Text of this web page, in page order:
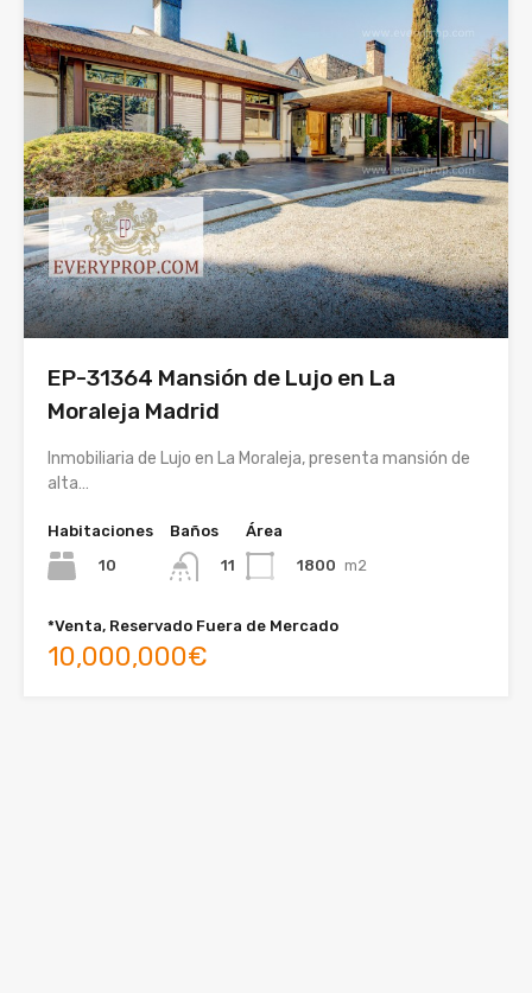
EP-31364 Mansión de Lujo en La
Moraleja Madrid
Inmobiliaria de Lujo en La Moraleja, presenta mansión de
alta…
Habitaciones
10
Baños
11
Área
1800 m2
*Venta, Reservado Fuera de Mercado
10,000,000€